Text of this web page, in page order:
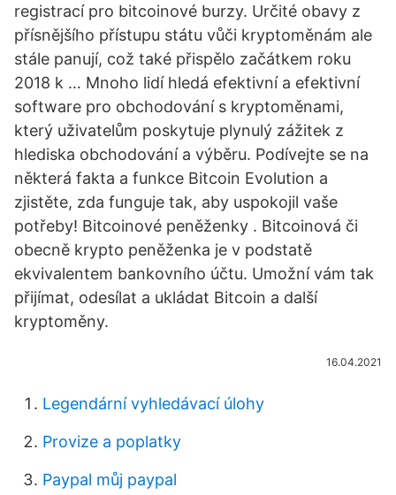
registrací pro bitcoinové burzy. Určité obavy z
přísnějšího přístupu státu vůči kryptoměnám ale
stále panují, což také přispělo začátkem roku
2018 k … Mnoho lidí hledá efektivní a efektivní
software pro obchodování s kryptoměnami,
který uživatelům poskytuje plynulý zážitek z
hlediska obchodování a výběru. Podívejte se na
některá fakta a funkce Bitcoin Evolution a
zjistěte, zda funguje tak, aby uspokojil vaše
potřeby! Bitcoinové peněženky . Bitcoinová či
obecně krypto peněženka je v podstatě
ekvivalentem bankovního účtu. Umožní vám tak
přijímat, odesílat a ukládat Bitcoin a další
kryptoměny.
16.04.2021
Legendární vyhledávací úlohy
Provize a poplatky
Paypal můj paypal